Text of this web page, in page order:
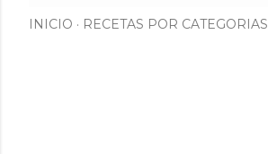
INICIO RECETAS POR CATEGORIAS